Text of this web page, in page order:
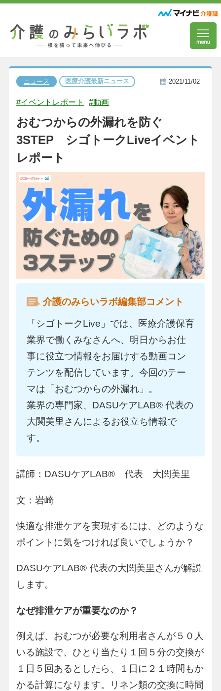
ニュース 医療介護最新ニュース 2021/11/02
#イベントレポート #動画
おむつからの外漏れを防ぐ
3STEP シゴトークLiveイベント
レポート
介護のみらいラボ編集部コメント
「シゴトークLive」では、医療介護保育
業界で働くみなさんへ、明日からお仕
事に役立つ情報をお届けする動画コン
テンツを配信しています。今回のテー
マは「おむつからの外漏れ」。
業界の専門家、DASUケアLAB® 代表の
大関美里さんによるお役立ち情報で
す。
講師：DASUケアLAB® 代表 大関美里
文：岩崎
快適な排泄ケアを実現するには、どのような
ポイントに気をつければ良いでしょうか？
DASUケアLAB® 代表の大関美里さんが解説
します。
なぜ排泄ケアが重要なのか？
例えば、おむつが必要な利用者さんが５０人
いる施設で、ひとり当たり１回５分の交換が
１日５回あるとしたら、１日に２１時間もか
かる計算になります。リネン類の交換に時間